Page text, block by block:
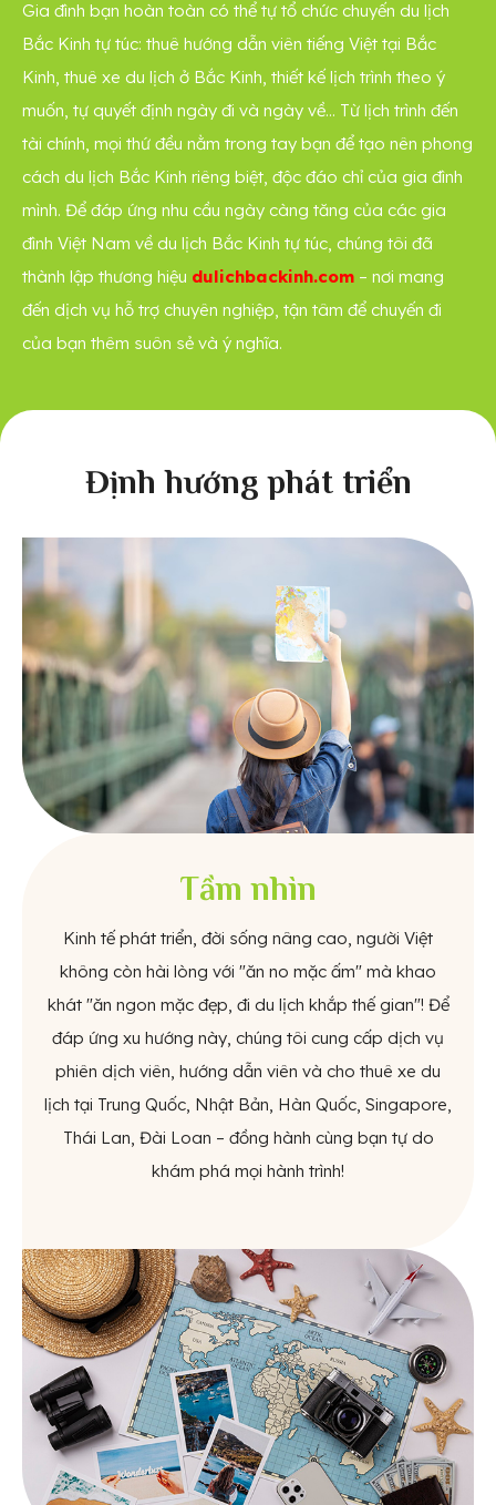
Gia đình bạn hoàn toàn có thể tự tổ chức chuyến du lịch
Bắc Kinh tự túc: thuê hướng dẫn viên tiếng Việt tại Bắc
Kinh, thuê xe du lịch ở Bắc Kinh, thiết kế lịch trình theo ý
muốn, tự quyết định ngày đi và ngày về… Từ lịch trình đến
tài chính, mọi thứ đều nằm trong tay bạn để tạo nên phong
cách du lịch Bắc Kinh riêng biệt, độc đáo chỉ của gia đình
mình. Để đáp ứng nhu cầu ngày càng tăng của các gia
đình Việt Nam về du lịch Bắc Kinh tự túc, chúng tôi đã
thành lập thương hiệu dulichbackinh.com ​ – nơi mang
đến dịch vụ hỗ trợ chuyên nghiệp, tận tâm để chuyến đi
của bạn thêm suôn sẻ và ý nghĩa.
Định hướng phát triển
Tầm nhìn
Kinh tế phát triển, đời sống nâng cao, người Việt
không còn hài lòng với "ăn no mặc ấm" mà khao
khát "ăn ngon mặc đẹp, đi du lịch khắp thế gian"! Để
đáp ứng xu hướng này, chúng tôi cung cấp dịch vụ
phiên dịch viên, hướng dẫn viên và cho thuê xe​ du
lịch tại Trung Quốc, Nhật Bản, Hàn Quốc, Singapore,
Thái Lan, Đài Loan – đồng hành cùng bạn tự do
khám phá mọi hành trình!